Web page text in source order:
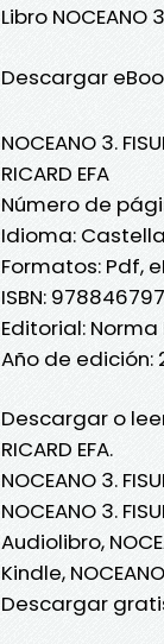
Libro NOCEANO
Descargar
NOCEANO 3.
RICARD EFA
Número de
Idioma:
Formatos: Pdf,
ISBN:
Editorial:
Año de edición:
Descargar o
RICARD EFA.
NOCEANO 3.
NOCEANO 3.
Audiolibro,
Kindle,
Descargar